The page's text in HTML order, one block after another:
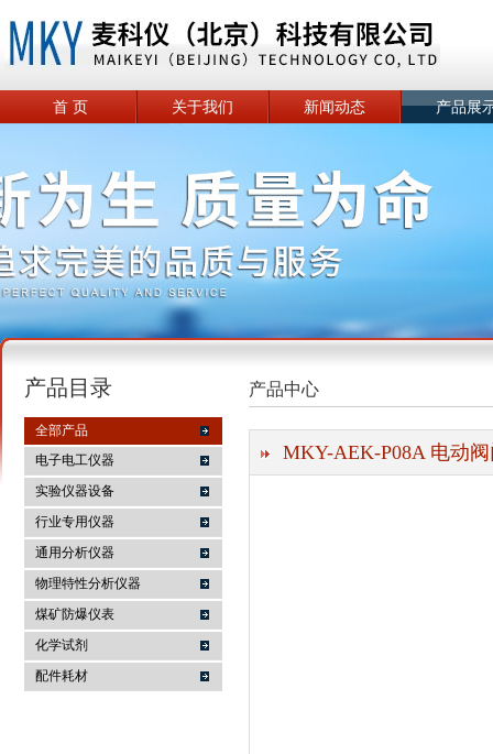
麦科仪（北京）科技有限公司
首 页 关于我们 新闻动态 产品展
产品目录
全部产品
电子电工仪器
实验仪器设备
行业专用仪器
通用分析仪器
物理特性分析仪器
煤矿防爆仪表
化学试剂
配件耗材
产品中心
MKY-AEK-P08A 电动